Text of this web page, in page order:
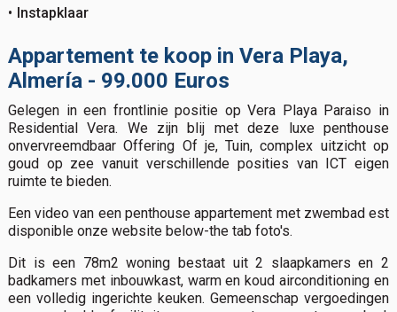
Instapklaar
Appartement te koop in Vera Playa,
Almería - 99.000 Euros
Gelegen in een frontlinie positie op Vera Playa Paraiso in
Residential Vera. We zijn blij met deze luxe penthouse
onvervreemdbaar Offering Of je, Tuin, complex uitzicht op
goud op zee vanuit verschillende posities van ICT eigen
ruimte te bieden.
Een video van een penthouse appartement met zwembad est
disponible onze website below-the tab foto's.
Dit is een 78m2 woning bestaat uit 2 slaapkamers en 2
badkamers met inbouwkast, warm en koud airconditioning en
een volledig ingerichte keuken. Gemeenschap vergoedingen